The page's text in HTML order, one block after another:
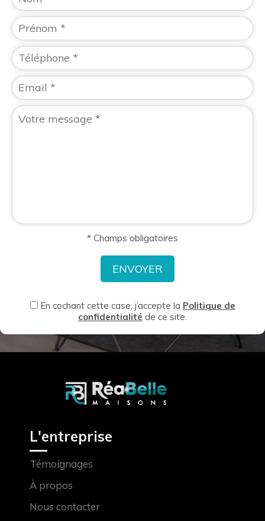
* Champs obligatoires
En cochant cette case, j’accepte la Politique de
confidentialité de ce site.
L'entreprise
Témoignages
À propos
Nous contacter